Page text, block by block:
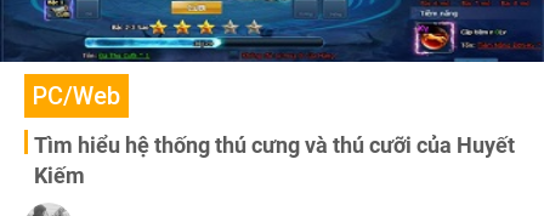
PC/Web
Tìm hiểu hệ thống thú cưng và thú cưỡi của Huyết
Kiếm